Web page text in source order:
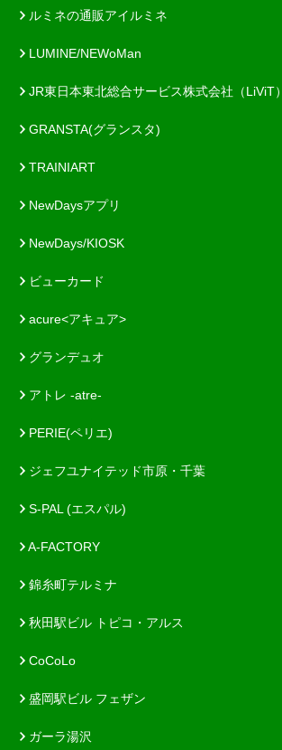
ルミネの通販アイルミネ
LUMINE/NEWoMan
JR東日本東北総合サービス株式会社（LiViT）
GRANSTA(グランスタ)
TRAINIART
NewDaysアプリ
NewDays/KIOSK
ビューカード
acure<アキュア>
グランデュオ
アトレ -atre-
PERIE(ペリエ)
ジェフユナイテッド市原・千葉
S-PAL (エスパル)
A-FACTORY
錦糸町テルミナ
秋田駅ビル トピコ・アルス
CoCoLo
盛岡駅ビル フェザン
ガーラ湯沢